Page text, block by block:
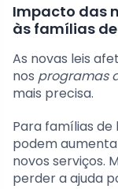
Impacto das
às famílias
As novas leis
nos programas
mais precisa.
Para famílias de
podem
novos serviços.
perder a ajuda